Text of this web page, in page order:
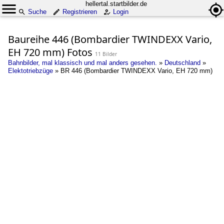
hellertal.startbilder.de
Suche
Registrieren Login
Baureihe 446 (Bombardier TWINDEXX Vario,
EH 720 mm) Fotos 11 Bilder
Bahnbilder, mal klassisch und mal anders gesehen. » Deutschland »
Elektotriebzüge » BR 446 (Bombardier TWINDEXX Vario, EH 720 mm)